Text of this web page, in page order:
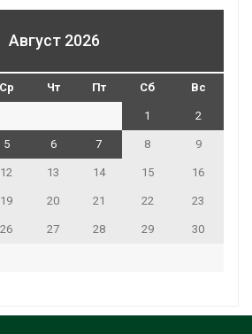
Август 2026
Ср Чт Пт Сб Вс
1 2
5 6 7 8 9
12 13 14 15 16
19 20 21 22 23
26 27 28 29 30